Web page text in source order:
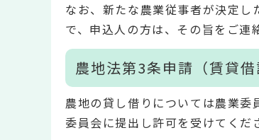
なお、新たな農業従事者が決定
で、申込人の方は、その旨をご連
農地法第3条申請（賃貸借
農地の貸し借りについては農業
委員会に提出し許可を受けてくだ